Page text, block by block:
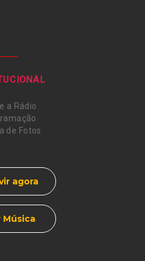
a Rádio
de Fotos
agora
Música